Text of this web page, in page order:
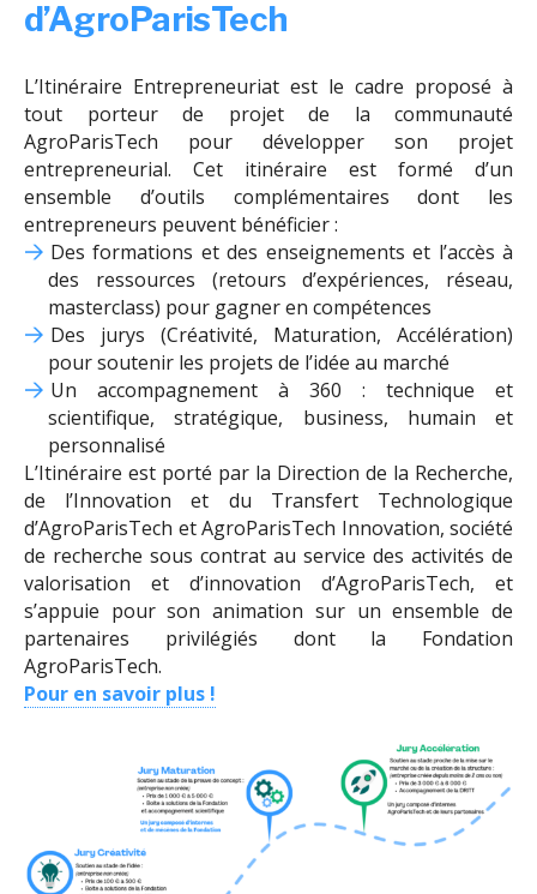
d’AgroParisTech
L’Itinéraire Entrepreneuriat est le cadre proposé à
tout porteur de projet de la communauté
AgroParisTech pour développer son projet
entrepreneurial. Cet itinéraire est formé d’un
ensemble d’outils complémentaires dont les
entrepreneurs peuvent bénéficier :
Des formations et des enseignements et l’accès à
des ressources (retours d’expériences, réseau,
masterclass) pour gagner en compétences
Des jurys (Créativité, Maturation, Accélération)
pour soutenir les projets de l’idée au marché
Un accompagnement à 360 : technique et
scientifique, stratégique, business, humain et
personnalisé
L’Itinéraire est porté par la Direction de la Recherche,
de l’Innovation et du Transfert Technologique
d’AgroParisTech et AgroParisTech Innovation, société
de recherche sous contrat au service des activités de
valorisation et d’innovation d’AgroParisTech, et
s’appuie pour son animation sur un ensemble de
partenaires privilégiés dont la Fondation
AgroParisTech.
Pour en savoir plus !